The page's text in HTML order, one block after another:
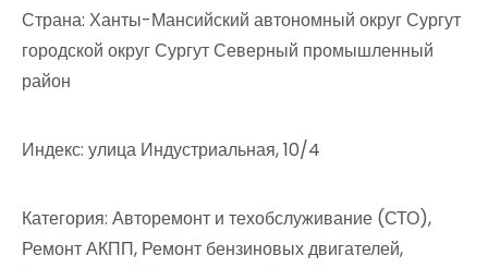
Страна: Ханты-Мансийский автономный округ Сургут
городской округ Сургут Северный промышленный
район
Индекс: улица Индустриальная, 10/4
Категория: Авторемонт и техобслуживание (СТО),
Ремонт АКПП, Ремонт бензиновых двигателей,